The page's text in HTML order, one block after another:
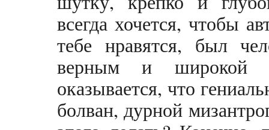
всегда хочется, чтобы
тебе нравятся, был
верным и широкой
оказывается, что
болван, дурной